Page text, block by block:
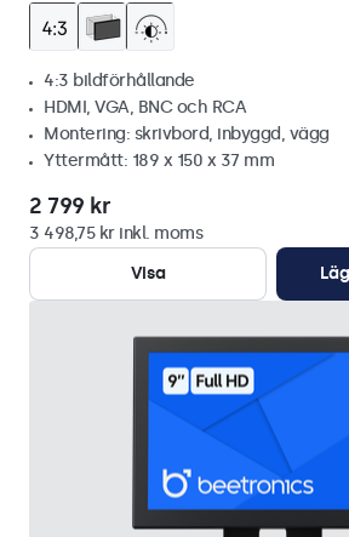
4:3 bildförhållande
HDMI, VGA, BNC och RCA
Montering: skrivbord, inbyggd, vägg
Yttermått: 189 x 150 x 37 mm
2 799 kr
3 498,75 kr inkl. moms
Visa